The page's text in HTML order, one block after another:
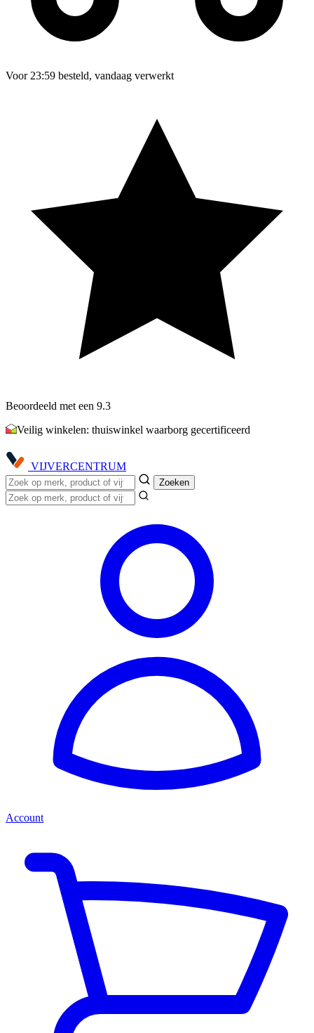
Voor 23:59 besteld, vandaag verwerkt
Beoordeeld met een 9.3
Veilig winkelen: thuiswinkel waarborg gecertificeerd
VIJVERCENTRUM
Zoeken
Account